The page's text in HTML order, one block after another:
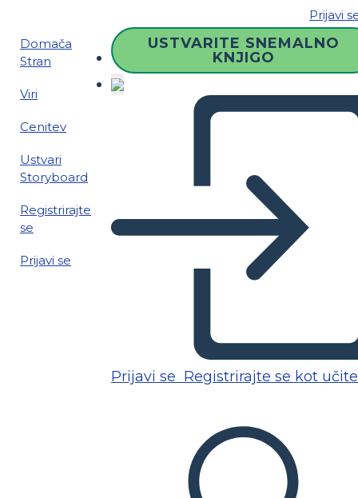
Prijavi
Domača
Stran
Viri
Cenitev
Ustvari
Storyboard
Registrirajte
se
Prijavi se
USTVARITE SNEMALNO
KNJIGO
Prijavi se Registrirajte se kot